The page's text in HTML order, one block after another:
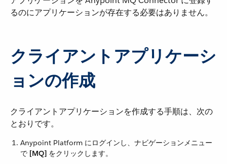
るのにアプリケーションが存在する必要はありません。
クライアントアプリケーシ
ョンの作成
クライアントアプリケーションを作成する手順は、次の
とおりです。
Anypoint Platform にログインし、ナビゲーションメニュー
で ​ [MQ] ​ をクリックします。